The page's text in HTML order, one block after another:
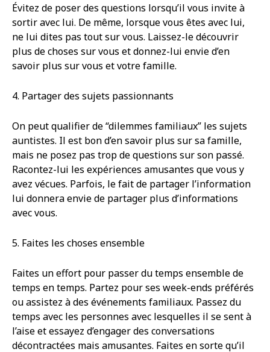
Évitez de poser des questions lorsqu’il vous invite à
sortir avec lui. De même, lorsque vous êtes avec lui,
ne lui dites pas tout sur vous. Laissez-le découvrir
plus de choses sur vous et donnez-lui envie d’en
savoir plus sur vous et votre famille.
4. Partager des sujets passionnants
On peut qualifier de “dilemmes familiaux” les sujets
auntistes. Il est bon d’en savoir plus sur sa famille,
mais ne posez pas trop de questions sur son passé.
Racontez-lui les expériences amusantes que vous y
avez vécues. Parfois, le fait de partager l’information
lui donnera envie de partager plus d’informations
avec vous.
5. Faites les choses ensemble
Faites un effort pour passer du temps ensemble de
temps en temps. Partez pour ses week-ends préférés
ou assistez à des événements familiaux. Passez du
temps avec les personnes avec lesquelles il se sent à
l’aise et essayez d’engager des conversations
décontractées mais amusantes. Faites en sorte qu’il